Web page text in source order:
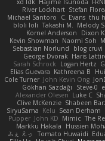
xd Idk Hajime Tsunoda
River Lockhart Stefan
Michael Santoro
C. Evans thu
bloli loli Takashi M. Melody
Kornel Anderson
Dixon
Kevin Showman Naomi Soh
Sebastian Norlund
blog cruvi
George Dvorak Haris
Sarah Schrock
Logan Hertz
Elias Guevara Kathreena B
Cole Turner John Kevin Ong
Gökhan Sazdağı
Steve-0
Alexander Olesen Luke C
Clive McKenzie Shabeen
SiryuSama Kelu Sean Derham
Pupper John KD Mimic The
Markku Hakala
Hussien
ふぇ えっ
Tomato Huwaidi